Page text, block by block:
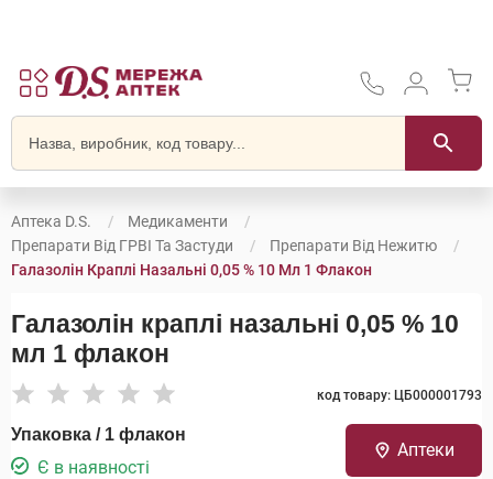
Аптека D.S.
Медикаменти
Препарати Від ГРВІ Та Застуди
Препарати Від Нежитю
Галазолін Краплі Назальні 0,05 % 10 Мл 1 Флакон
Галазолін краплі назальні 0,05 % 10
мл 1 флакон
код товару: ЦБ000001793
Упаковка / 1 флакон
Є в наявності
Аптеки